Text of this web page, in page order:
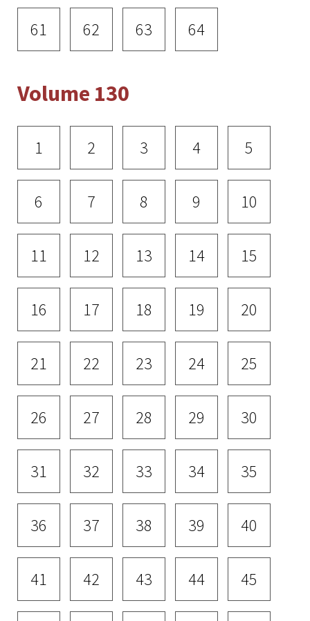
61 62 63 64
Volume 130
1 2 3 4 5
6 7 8 9 10
11 12 13 14 15
16 17 18 19 20
21 22 23 24 25
26 27 28 29 30
31 32 33 34 35
36 37 38 39 40
41 42 43 44 45